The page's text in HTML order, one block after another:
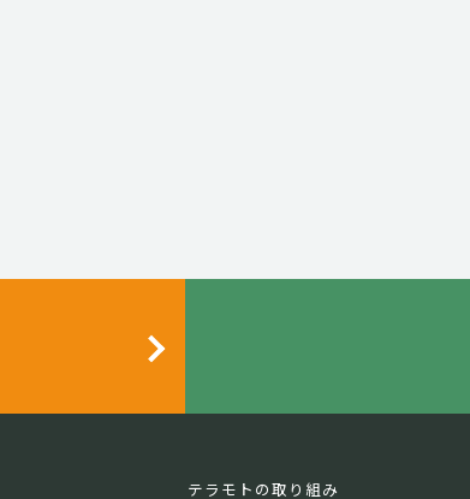
テラモトの取り組み